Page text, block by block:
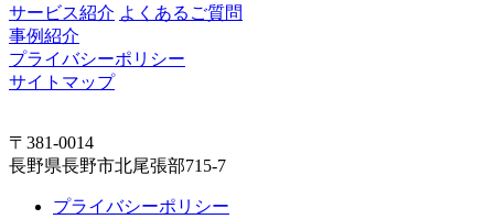
サービス紹介 よくあるご質問
事例紹介
プライバシーポリシー
サイトマップ
〒381-0014
長野県長野市北尾張部715-7
プライバシーポリシー